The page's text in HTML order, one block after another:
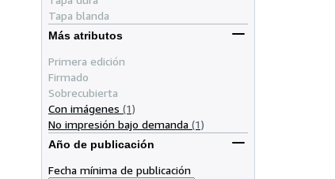
Tapa blanda
Más atributos
Primera edición
Firmado
Sobrecubierta
Con imágenes (1)
No impresión bajo demanda (1)
Año de publicación
Fecha mínima de publicación